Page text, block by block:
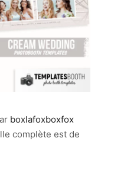
boxlafoxboxfox
complète est de